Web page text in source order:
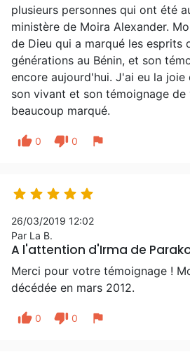
plusieurs personnes qui ont été
ministère de Moira Alexander.
de Dieu qui a marqué les esprits
générations au Bénin, et son
encore aujourd'hui. J'ai eu la
son vivant et son témoignage
beaucoup marqué.
thumb_up 0 thumb_down 0 flag
    
26/03/2019 12:02
Par La B.
A l'attention d'Irma de
Merci pour votre témoignage !
décédée en mars 2012.
thumb_up 0 thumb_down 0 flag